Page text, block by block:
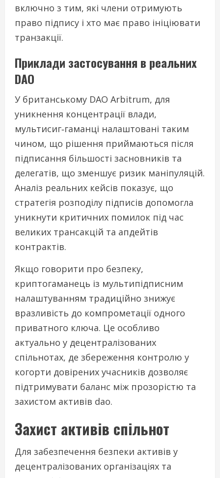
включно з тим, які члени отримують
право підпису і хто має право ініціювати
транзакції.
Приклади застосування в реальних
DAO
У британському DAO Arbitrum, для
уникнення концентрації влади,
мультисиг‑гаманці налаштовані таким
чином, що рішення приймаються після
підписання більшості засновників та
делегатів, що зменшує ризик маніпуляцій.
Аналіз реальних кейсів показує, що
стратегія розподілу підписів допомогла
уникнути критичних помилок під час
великих трансакцій та апдейтів
контрактів.
Якщо говорити про безпеку,
криптогаманець із мультипідписним
налаштуванням традиційно знижує
вразливість до компрометації одного
приватного ключа. Це особливо
актуально у децентралізованих
спільнотах, де збереження контролю у
когорти довірених учасників дозволяє
підтримувати баланс між прозорістю та
захистом активів dao.
Захист активів спільнот
Для забезпечення безпеки активів у
децентралізованих організаціях та